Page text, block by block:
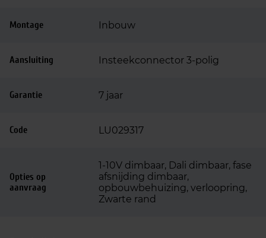
Montage Inbouw
Aansluiting Insteekconnector 3-polig
Garantie 7 jaar
Code LU029317
Opties op
aanvraag
1-10V dimbaar, Dali dimbaar, fase
afsnijding dimbaar,
opbouwbehuizing, verloopring,
Zwarte rand